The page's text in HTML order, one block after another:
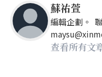
蘇祐萱
編輯企劃。
查看所有文